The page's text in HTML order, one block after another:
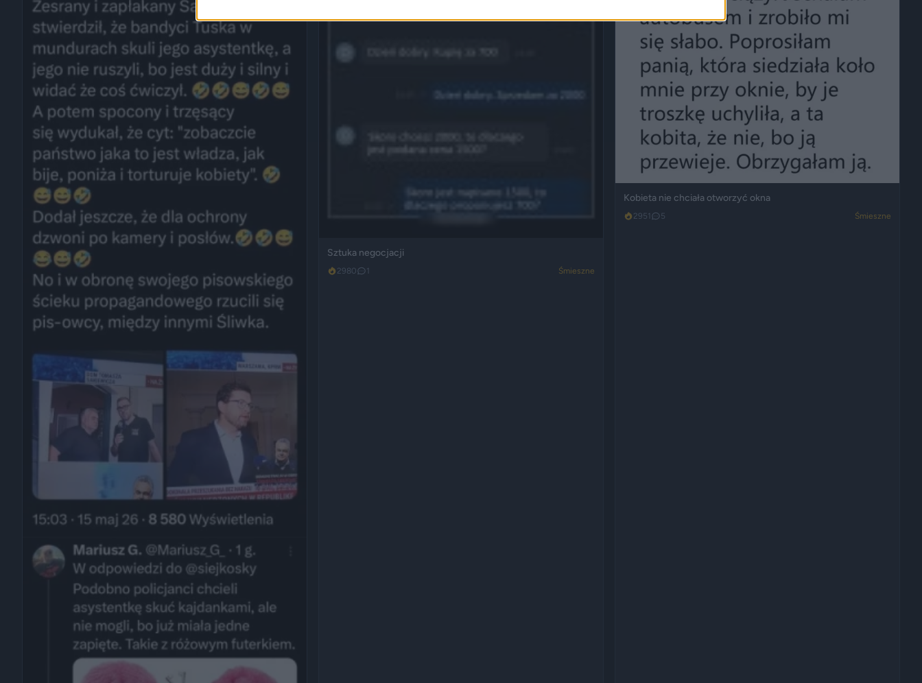
Sztuka negocjacji
2980 1 Śmieszne
Kobieta nie chciała otworzyć okna
2951 5 Śmieszne